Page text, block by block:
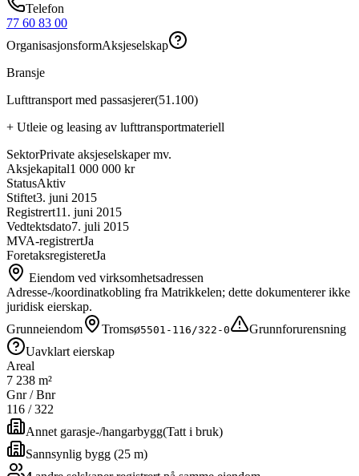
Telefon
77 60 83 00
OrganisasjonsformAksjeselskap
Bransje
Lufttransport med passasjerer(51.100)
+ Utleie og leasing av lufttransportmateriell
SektorPrivate aksjeselskaper mv.
Aksjekapital1 000 000 kr
StatusAktiv
Stiftet3. juni 2015
Registrert11. juni 2015
Vedtektsdato7. juli 2015
MVA-registrertJa
ForetaksregisteretJa
Eiendom ved virksomhetsadressen
Adresse-/koordinatkobling fra Matrikkelen; dette dokumenterer ikke
juridisk eierskap.
Grunneiendom
Tromsø5501-116/322-0
Grunnforurensning
Uavklart eierskap
Areal
7 238 m²
Gnr / Bnr
116 /322
Annet garasje-/hangarbygg(Tatt i bruk)
Sannsynlig bygg (25 m)